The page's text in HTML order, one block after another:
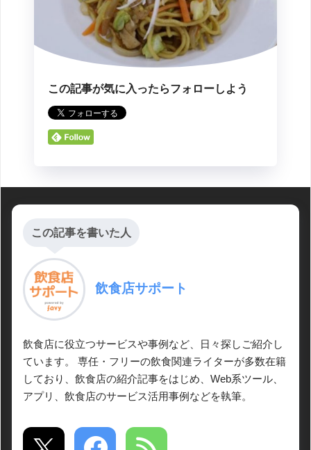
この記事が気に入ったらフォローしよう
この記事を書いた人
飲食店サポート
飲食店に役立つサービスや事例など、日々探しご紹介し
ています。 専任・フリーの飲食関連ライターが多数在籍
しており、飲食店の紹介記事をはじめ、Web系ツール、
アプリ、飲食店のサービス活用事例などを執筆。